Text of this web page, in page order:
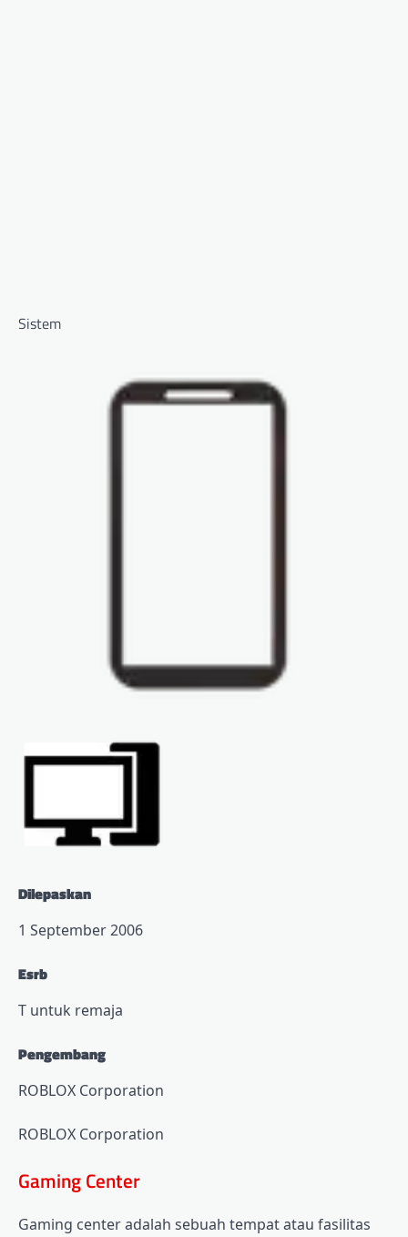
Sistem
Dilepaskan
1 September 2006
Esrb
T untuk remaja
Pengembang
ROBLOX Corporation
ROBLOX Corporation
Gaming Center
Gaming center adalah sebuah tempat atau fasilitas